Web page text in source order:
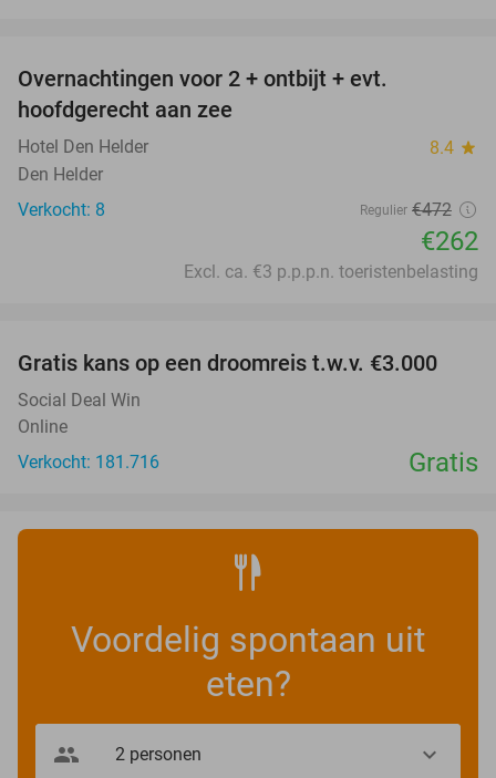
Overnachtingen voor 2 + ontbijt + evt.
hoofdgerecht aan zee
Hotel Den Helder 8.4 star
Den Helder
Verkocht: 8
Regulier €472
€262
Excl. ca. €3 p.p.p.n. toeristenbelasting
Gratis kans op een droomreis t.w.v. €3.000
Social Deal Win
Online
Verkocht: 181.716
Gratis
Voordelig spontaan uit
eten?